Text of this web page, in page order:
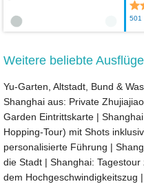
501
Weitere beliebte Ausflüge
Yu-Garten, Altstadt, Bund &
Shanghai aus: Private
Garden Eintrittskarte |
Hopping-Tour) mit Shots
personalisierte Führung |
die Stadt | Shanghai:
dem Hochgeschwindigkeitszug |